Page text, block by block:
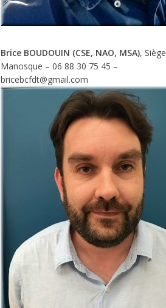
Brice BOUDOUIN (CSE, NAO, MSA), Siège
Manosque – 06 88 30 75 45 –
bricebcfdt@gmail.com